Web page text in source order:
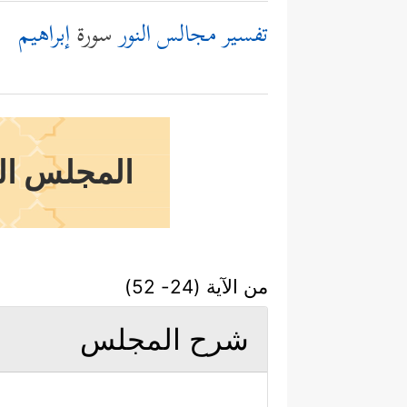
تفسير مجالس النورسورةإبراهيم
المجلس
من الآية (24- 52)
شرح المجلس